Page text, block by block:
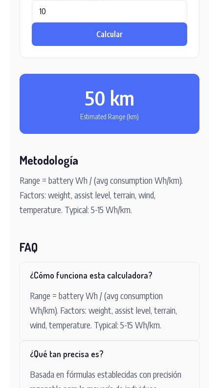
Calcular
50 km
Estimated Range (km)
Metodología
Range = battery Wh / (avg consumption Wh/km).
Factors: weight, assist level, terrain, wind,
temperature. Typical: 5-15 Wh/km.
FAQ
¿Cómo funciona esta calculadora?
Range = battery Wh / (avg consumption
Wh/km). Factors: weight, assist level, terrain,
wind, temperature. Typical: 5-15 Wh/km.
¿Qué tan precisa es?
Basada en fórmulas establecidas con precisión